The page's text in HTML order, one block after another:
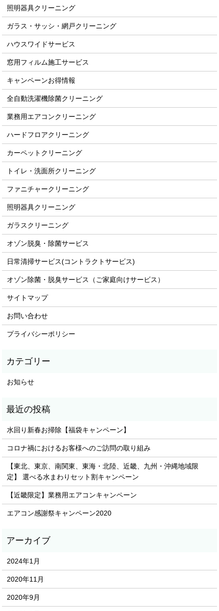
照明器具クリーニング
ガラス・サッシ・網戸クリーニング
ハウスワイドサービス
窓用フィルム施工サービス
キャンペーンお得情報
全自動洗濯機除菌クリーニング
業務用エアコンクリーニング
ハードフロアクリーニング
カーペットクリーニング
トイレ・洗面所クリーニング
ファニチャークリーニング
照明器具クリーニング
ガラスクリーニング
オゾン脱臭・除菌サービス
日常清掃サービス(コントラクトサービス)
オゾン除菌・脱臭サービス（ご家庭向けサービス）
サイトマップ
お問い合わせ
プライバシーポリシー
お知らせ
水回り新春お掃除【福袋キャンペーン】
コロナ禍におけるお客様へのご訪問の取り組み
【東北、東京、南関東、東海・北陸、近畿、九州・沖縄地域限
定】 選べる水まわりセット割キャンペーン
【近畿限定】業務用エアコンキャンペーン
エアコン感謝祭キャンペーン2020
2024年1月
2020年11月
2020年9月